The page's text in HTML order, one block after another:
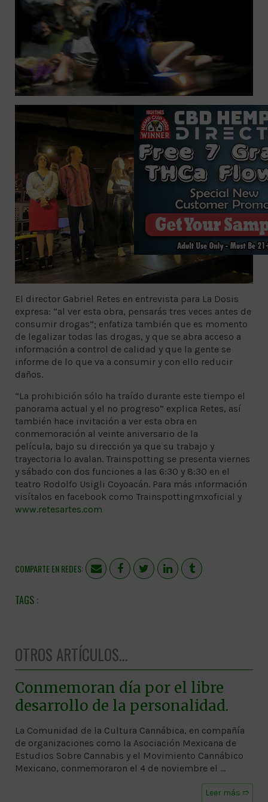
El director Gabriel Retes en entrevista para La Dosis
expresa: “al ver esta obra, pensarás tres veces antes de
consumir drogas”; enfatiza también que es momento
de legalizar todas las drogas, y que se abra acceso a
información a control de calidad y que la gente se
informe de lo que va a consumir y con ello reducir
daños.
“La prohibición sólo ha traído durante este tiempo el
panorama actual y el no progreso” explica Retes, así
también hace invitación a ver esta obra en
conmemoración al veinte aniversario de la
película, bajo su dirección ya que su trabajo y
trayectoria lo avalan. Trainspotting se presenta viernes
y sábado con dos funciones a las 6:30 y 8:30 en el
teatro Rodolfo Usigli Coyoacán. Para más información
visítalos en facebook como Trainspottingmxoficial y
www.retesartes.com
COMPARTE EN REDES:
OTROS ARTÍCULOS...
Conmemoran día por el libre
desarrollo de la personalidad.
La Comunidad de la Cultura Cannábica, en compañía
de organizaciones como la Asociación Mexicana de
Estudios Sobre Cannabis y el Movimiento Cannábico
Mexicano, conmemoraron el 4 de noviembre el …
Leer más ➱